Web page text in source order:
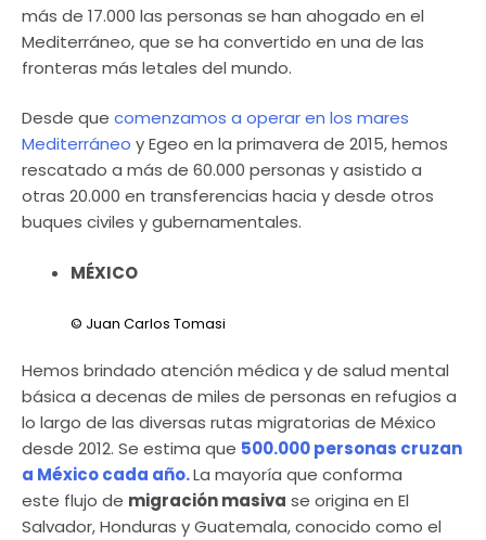
más de 17.000 las personas se han ahogado en el
Mediterráneo, que se ha convertido en una de las
fronteras más letales del mundo.
Desde que comenzamos a operar en los mares
Mediterráneo y Egeo en la primavera de 2015, hemos
rescatado a más de 60.000 personas y asistido a
otras 20.000 en transferencias hacia y desde otros
buques civiles y gubernamentales.
MÉXICO
© Juan Carlos Tomasi
Hemos brindado atención médica y de salud mental
básica a decenas de miles de personas en refugios a
lo largo de las diversas rutas migratorias de México
desde 2012. Se estima que 500.000 personas cruzan
a México cada año.La mayoría que conforma
este flujo de migración masiva se origina en El
Salvador, Honduras y Guatemala, conocido como el